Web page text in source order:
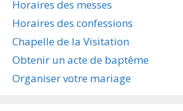
o
n
d
s
a
Horaires des messes
Horaires des confessions
Chapelle de la Visitation
Obtenir un acte de baptême
Organiser votre mariage